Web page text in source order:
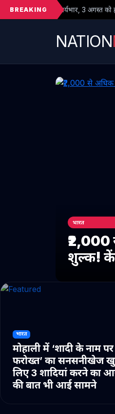
BREAKING
3 अगस्त को होगी अगली सुनवाई
NATION
भारत
शुल्क!
भारत
मोहाली में ‘शादी के नाम
फरोख्त’ का सनसनीखेज
लिए 3 शादियां करने का
की बात भी आई सामने